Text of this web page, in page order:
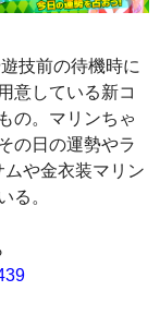
技前の待機時に
意している新コ
の。マリンちゃ
の日の運勢やラ
や金衣装マリン
る。